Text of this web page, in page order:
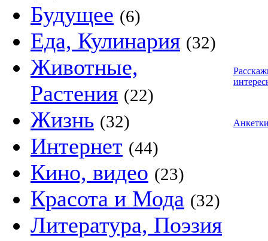
Будущее (6)
Еда, Кулинария (32)
Животные,
Растения (22)
Жизнь (32)
Интернет (44)
Кино, видео (23)
Красота и Мода (32)
Литература, Поэзия